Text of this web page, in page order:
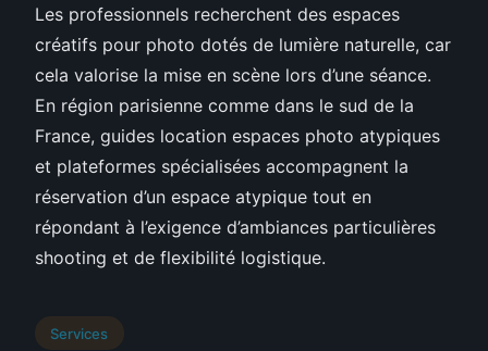
Les professionnels recherchent des espaces
créatifs pour photo dotés de lumière naturelle, car
cela valorise la mise en scène lors d’une séance.
En région parisienne comme dans le sud de la
France, guides location espaces photo atypiques
et plateformes spécialisées accompagnent la
réservation d’un espace atypique tout en
répondant à l’exigence d’ambiances particulières
shooting et de flexibilité logistique.
Services